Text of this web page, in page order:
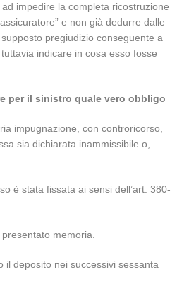
ad impedire la completa ricostruzione
e non già dedurre dalle
pregiudizio conseguente a
indicare in cosa esso fosse
per il sinistro quale vero obbligo
impugnazione, con controricorso,
sia dichiarata inammissibile o,
è stata fissata ai sensi dell’art. 380-
memoria.
il deposito nei successivi sessanta